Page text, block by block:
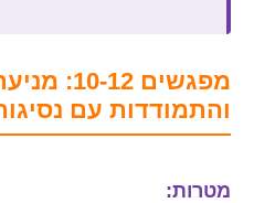
מפגשים 10-
והתמודדות עם
מטרות: